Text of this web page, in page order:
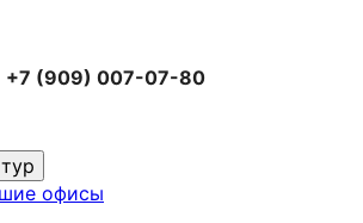
+7 (909) 007-07-80
офисы